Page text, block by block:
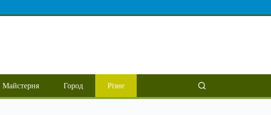
Майстерня Город Різне